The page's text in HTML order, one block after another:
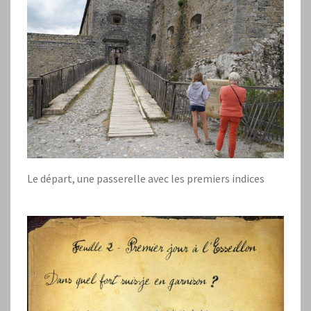
Le départ, une passerelle avec les premiers indices